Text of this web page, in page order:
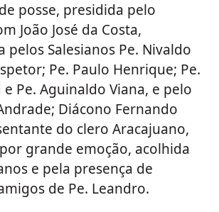
posse, presidida pelo
João José da Costa,
pelos Salesianos Pe. Nivaldo
Pe. Paulo Henrique; Pe.
Pe. Aguinaldo Viana, e pelo
Diácono Fernando
do clero Aracajuano,
grande emoção, acolhida
e pela presença de
de Pe. Leandro.